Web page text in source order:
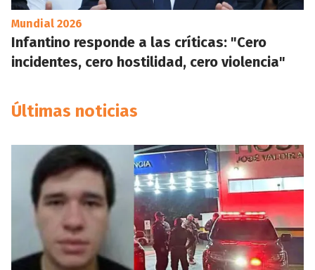
Mundial 2026
Infantino responde a las críticas: "Cero
incidentes, cero hostilidad, cero violencia"
Últimas noticias